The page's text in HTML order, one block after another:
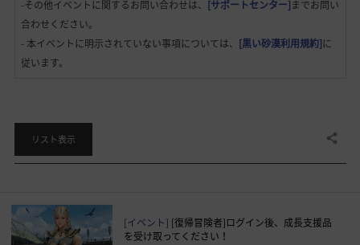
-その他イベントに関するお問い合わせは、 [サポートセンター]までお問い
合わせください。
- 本イベントに明示されていない事項については、 [黒い砂漠利用規約]に
従います。
リスト表示 共有する
[イベント] [復帰冒険者]ログイン後、成長支援品
を受け取ってください！